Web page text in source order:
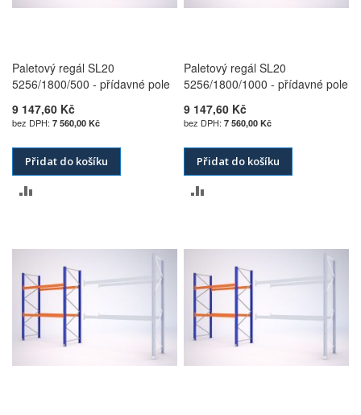
Paletový regál SL20
5256/1800/500 - přídavné pole
9 147,60 Kč
7 560,00 Kč
Přidat do košíku
POROVNÁNÍ
Paletový regál SL20
5256/1800/1000 - přídavné pole
9 147,60 Kč
7 560,00 Kč
Přidat do košíku
POROVNÁNÍ